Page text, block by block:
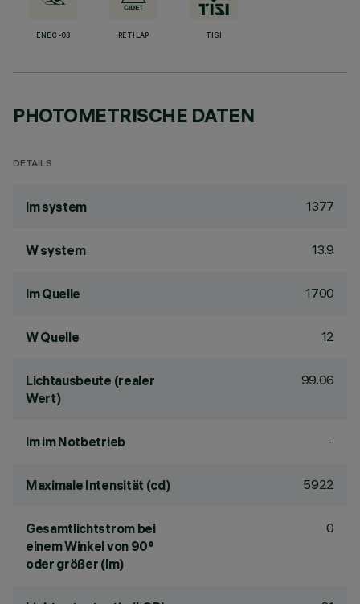
ENEC-03 RETILAP TISI
PHOTOMETRISCHE DATEN
DETAILS
lm system 1377
W system 13.9
lm Quelle 1700
W Quelle 12
Lichtausbeute (realer
Wert)
99.06
lm im Notbetrieb -
Maximale Intensität (cd) 5922
Gesamtlichtstrom bei
einem Winkel von 90°
oder größer (lm)
0